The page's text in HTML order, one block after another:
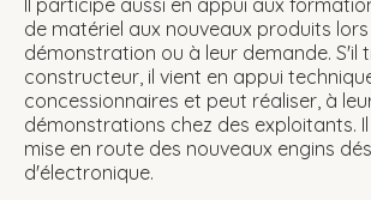
Il participe aussi en appui aux
de matériel aux nouveaux produits
démonstration ou à leur demande. S'il
constructeur, il vient en appui
concessionnaires et peut réaliser, à
démonstrations chez des exploitants.
mise en route des nouveaux engins
d'électronique.